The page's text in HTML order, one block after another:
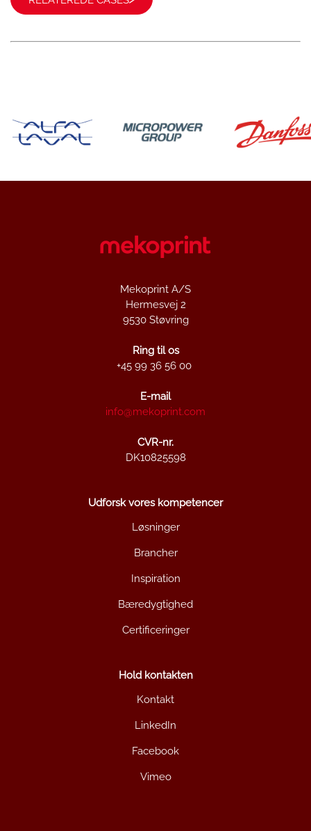
Mekoprint A/S
Hermesvej 2
9530 Støvring
Ring til os
+45 99 36 56 00
E-mail
info@mekoprint.com
CVR-nr.
DK10825598
Udforsk vores kompetencer
Løsninger
Brancher
Inspiration
Bæredygtighed
Certificeringer
Hold kontakten
Kontakt
LinkedIn
Facebook
Vimeo